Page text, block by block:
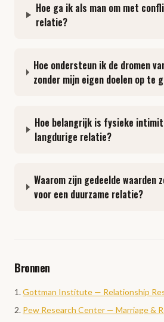
Hoe ga ik als man om met
relatie?
Hoe ondersteun ik de dromen
zonder mijn eigen doelen op te
Hoe belangrijk is fysieke
langdurige relatie?
Waarom zijn gedeelde waarden
voor een duurzame relatie?
Bronnen
Gottman Institute — Relationship
Pew Research Center — Marriage &